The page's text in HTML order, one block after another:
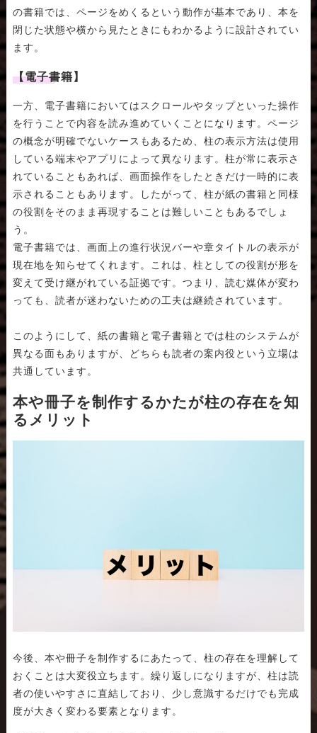
の書籍では、ページをめくるという動作が基本であり、本を
閉じた状態や横から見たときにもわかるように設計されてい
ます。
【電子書籍】
一方、電子書籍においてはスクロールやタップといった操作
を行うことで内容を読み進めていくことになります。ページ
の概念が明確でないケースもあるため、柱の表示方法は使用
している端末やアプリによって異なります。柱が常に表示さ
れていることもあれば、画面操作をしたときだけ一時的に表
示されることもあります。したがって、柱が紙の書籍と同様
の役割をそのまま再現することは難しいこともあるでしょ
う。
電子書籍では、画面上の進行状況バーや章タイトルの表示が
現在地を知らせてくれます。これは、柱としての役割が形を
変えて受け継がれている証拠です。つまり、読む媒体が変わ
っても、読者が迷わないための工夫は継続されています。
このようにして、紙の書籍と電子書籍とでは柱のシステムが
異なる面もありますが、どちらも読者の案内役という立場は
共通しています。
本や冊子を制作するかたが柱の存在を知
るメリット
今後、本や冊子を制作するにあたって、柱の存在を理解して
おくことは大変役立ちます。繰り返しになりますが、柱は読
者の使いやすさに直結しており、少し意識するだけでも完成
度が大きく変わる要素となります。